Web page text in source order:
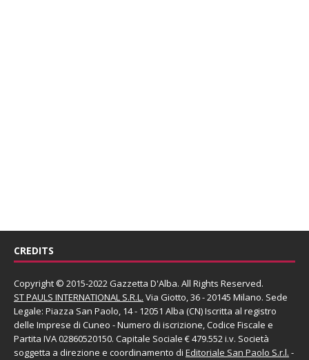
CREDITS
Copyright © 2015-2022 Gazzetta D'Alba. All Rights Reserved.
ST PAULS INTERNATIONAL S.R.L. Via Giotto, 36 - 20145 Milano. Sede
Legale: Piazza San Paolo, 14 - 12051 Alba (CN) Iscritta al registro
delle Imprese di Cuneo - Numero di iscrizione, Codice Fiscale e
Partita IVA 02860520150. Capitale Sociale € 479.552 i.v. Società
soggetta a direzione e coordinamento di Editoriale San Paolo S.r.l. -